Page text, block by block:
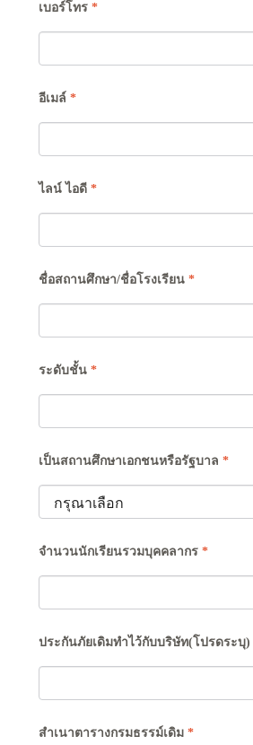
เบอร์โทร *
อีเมล์ *
ไลน์ ไอดี *
ชื่อสถานศึกษา/ชื่อโรงเรียน *
ระดับชั้น *
เป็นสถานศึกษาเอกชนหรือรัฐบาล *
จำนวนนักเรียนรวมบุคคลากร *
ประกันภัยเดิมทำไว้กับบริษัท(โปรดระบุ)
สำเนาตารางกรมธรรม์เดิม *